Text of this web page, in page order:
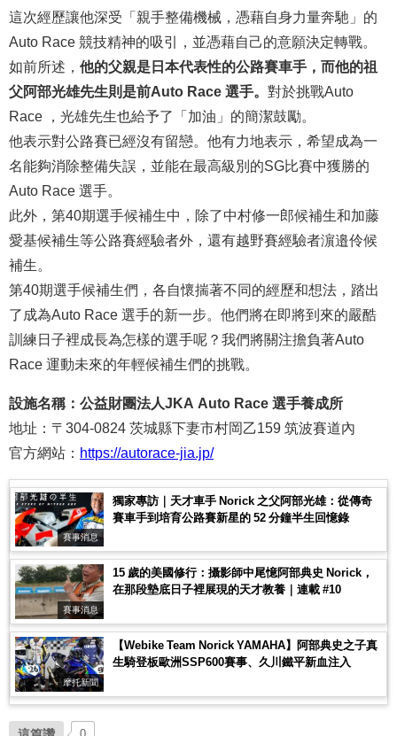
這次經歷讓他深受「親手整備機械，憑藉自身力量奔馳」的
Auto Race 競技精神的吸引，並憑藉自己的意願決定轉戰。
如前所述， 他的父親是日本代表性的公路賽車手，而他的祖
父阿部光雄先生則是前Auto Race 選手。 對於挑戰Auto
Race
，光雄先生也給予了「加油」的簡潔鼓勵。
他表示對公路賽已經沒有留戀。他有力地表示，希望成為一
名能夠消除整備失誤，並能在最高級別的SG比賽中獲勝的
Auto Race 選手。
此外，第40期選手候補生中，除了中村修一郎候補生和加藤
愛基候補生等公路賽經驗者外，還有越野賽經驗者濵邉伶候
補生。
第40期選手候補生們，各自懷揣著不同的經歷和想法，踏出
了成為Auto Race 選手的新一步。他們將在即將到來的嚴酷
訓練日子裡成長為怎樣的選手呢？我們將關注擔負著Auto
Race 運動未來的年輕候補生們的挑戰。
設施名稱：公益財團法人JKA Auto Race 選手養成所
地址：〒304-0824 茨城縣下妻市村岡乙159 筑波賽道內
官方網站： https://autorace-jia.jp/
賽事消息
獨家專訪｜天才車手 Norick 之父阿部光雄：從傳奇
賽車手到培育公路賽新星的 52 分鐘半生回憶錄
賽事消息
15 歲的美國修行：攝影師中尾憶阿部典史 Norick，
在那段墊底日子裡展現的天才教養｜連載 #10
摩托新聞
【Webike Team Norick YAMAHA】阿部典史之子真
生騎登板歐洲SSP600賽事、久川鐵平新血注入
0